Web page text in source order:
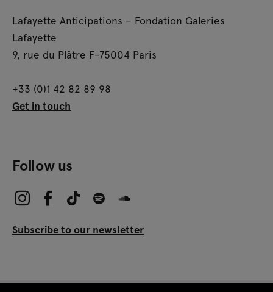
Lafayette Anticipations – Fondation Galeries
Lafayette
9, rue du Plâtre F-75004 Paris
+33 (0)1 42 82 89 98
Get in touch
Follow us
Subscribe to our newsletter